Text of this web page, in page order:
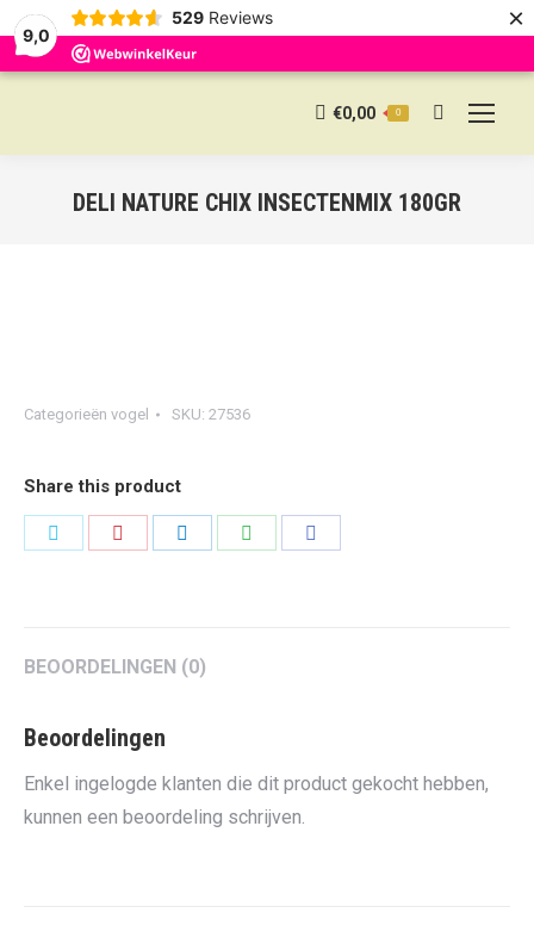
9,0
529 Reviews ×
€0,00 0 Search:
DELI NATURE CHIX INSECTENMIX 180GR
Categorieën vogel SKU: 27536
Share this product
BEOORDELINGEN (0)
Beoordelingen
Enkel ingelogde klanten die dit product gekocht hebben,
kunnen een beoordeling schrijven.